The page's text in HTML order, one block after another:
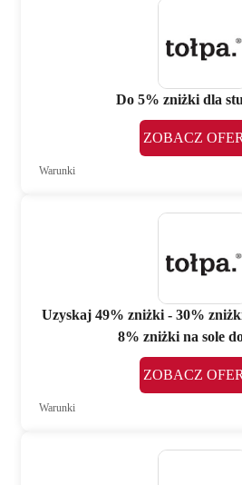
Do 5% zniżki dla
ZOBACZ
Warunki
Uzyskaj 49% zniżki - 30%
8% zniżki na sole
ZOBACZ
Warunki